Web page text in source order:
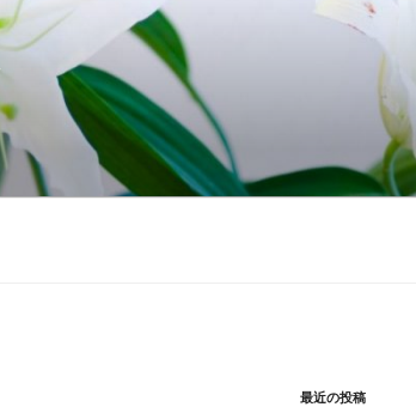
最近の投稿